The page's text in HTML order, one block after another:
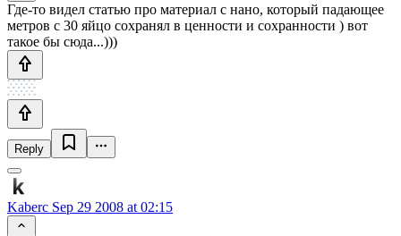
Где-то видел статью про материал с нано, который падающее
метров с 30 яйцо сохранял в ценности и сохранности ) вот
такое бы сюда...)))
Reply
Kaberc Sep 29 2008 at 02:15